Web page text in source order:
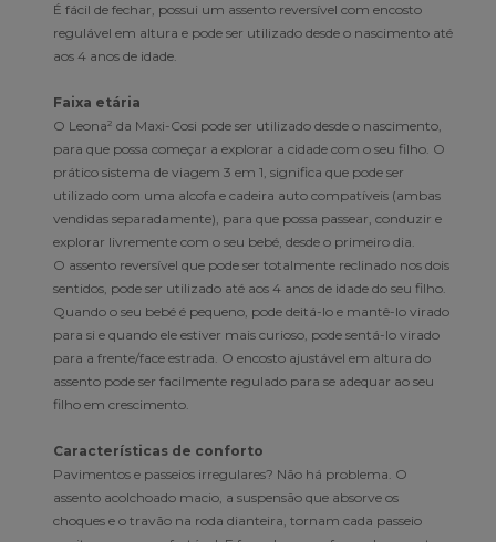
É fácil de fechar, possui um assento reversível com encosto
regulável em altura e pode ser utilizado desde o nascimento até
aos 4 anos de idade.
Faixa etária
O Leona² da Maxi-Cosi pode ser utilizado desde o nascimento,
para que possa começar a explorar a cidade com o seu filho. O
prático sistema de viagem 3 em 1, significa que pode ser
utilizado com uma alcofa e cadeira auto compatíveis (ambas
vendidas separadamente), para que possa passear, conduzir e
explorar livremente com o seu bebé, desde o primeiro dia.
O assento reversível que pode ser totalmente reclinado nos dois
sentidos, pode ser utilizado até aos 4 anos de idade do seu filho.
Quando o seu bebé é pequeno, pode deitá-lo e mantê-lo virado
para si e quando ele estiver mais curioso, pode sentá-lo virado
para a frente/face estrada. O encosto ajustável em altura do
assento pode ser facilmente regulado para se adequar ao seu
filho em crescimento.
Características de conforto
Pavimentos e passeios irregulares? Não há problema. O
assento acolchoado macio, a suspensão que absorve os
choques e o travão na roda dianteira, tornam cada passeio